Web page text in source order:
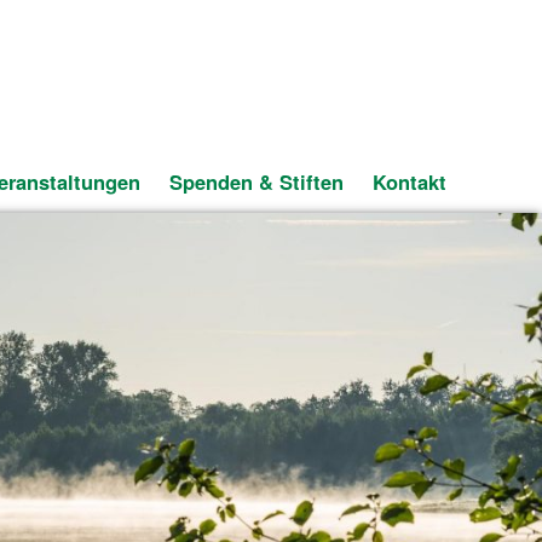
Spenden & Stiften Kontakt